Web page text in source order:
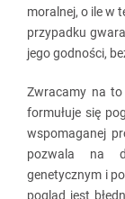
moralnej, o ile w
przypadku
jego godności,
Zwracamy na
formułuje się
wspomaganej
pozwala na
genetycznym i
pogląd jest